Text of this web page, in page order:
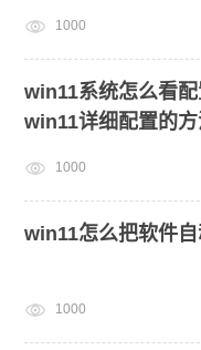
1000
win11系统怎么看
win11详细配置的
1000
win11怎么把软件
1000